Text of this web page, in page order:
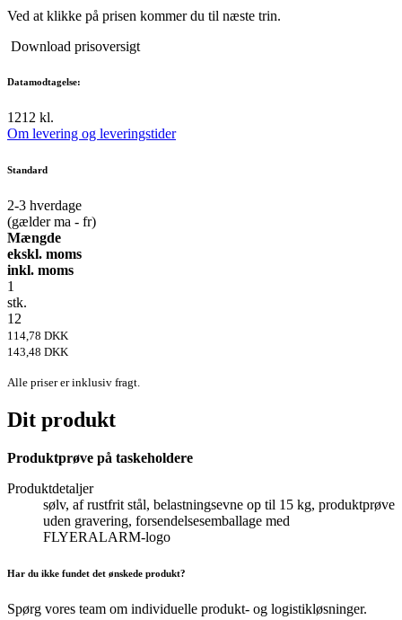
Ved at klikke på prisen kommer du til næste trin.
Download prisoversigt
Datamodtagelse:
1212 kl.
Om levering og leveringstider
Standard
2-3 hverdage
(gælder ma - fr)
Mængde
ekskl. moms
inkl. moms
1
stk.
12
114,78 DKK
143,48 DKK
Alle priser er inklusiv fragt.
Dit produkt
Produktprøve på taskeholdere
Produktdetaljer
sølv, af rustfrit stål, belastningsevne op til 15 kg, produktprøve
uden gravering, forsendelsesemballage med
FLYERALARM-logo
Har du ikke fundet det ønskede produkt?
Spørg vores team om individuelle produkt- og logistikløsninger.